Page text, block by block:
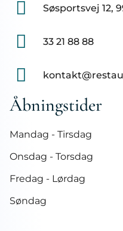
Søsportsvej 12,
33 21 88 88
Åbningstider
Mandag - Tirsdag
Onsdag - Torsdag
Fredag - Lørdag
Søndag ​